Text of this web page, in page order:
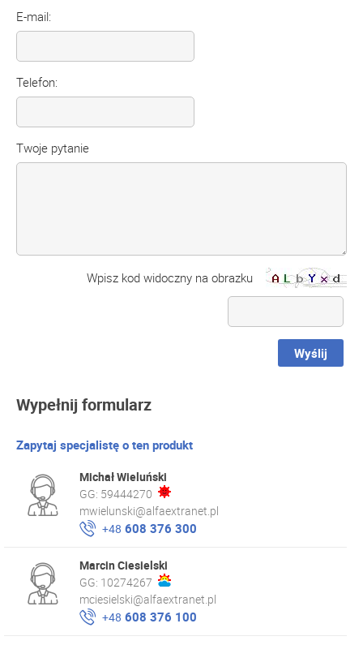
E-mail:
Telefon:
Twoje pytanie
Wpisz kod widoczny na obrazku
Wyślij
Wypełnij formularz
Zapytaj specjalistę o ten produkt
Michał Wieluński
GG: 59444270
mwielunski@alfaextranet.pl
+48 608 376 300
Marcin Ciesielski
GG: 10274267
mciesielski@alfaextranet.pl
+48 608 376 100